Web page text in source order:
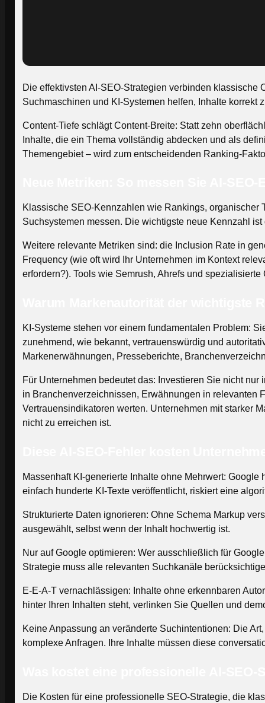
Die effektivsten AI-SEO-Strategien verbinden
Suchmaschinen und KI-Systemen helfen, Inhalte
Content-Tiefe schlägt Content-Breite: Statt zehn
Inhalte, die ein Thema vollständig abdecken und als
Themengebiet – wird zum entscheidenden Ranking-
Klassische SEO-Kennzahlen wie Rankings, organischer
Suchsystemen messen. Die wichtigste neue Kennzahl
Weitere relevante Metriken sind: die Inclusion Rate in
Frequency (wie oft wird Ihr Unternehmen im Kontext
erfordern?). Tools wie Semrush, Ahrefs und
KI-Systeme stehen vor einem fundamentalen Problem:
zunehmend, wie bekannt, vertrauenswürdig und
Markenerwähnungen, Presseberichte,
Für Unternehmen bedeutet das: Investieren Sie nicht
in Branchenverzeichnissen, Erwähnungen in relevanten
Vertrauensindikatoren werten. Unternehmen mit starker
nicht zu erreichen ist.
Massenhaft KI-generierte Inhalte ohne Mehrwert:
einfach hunderte KI-Texte veröffentlicht, riskiert eine
Strukturierte Daten ignorieren: Ohne Schema Markup
ausgewählt, selbst wenn der Inhalt hochwertig ist.
Nur auf Google optimieren: Wer ausschließlich für
Strategie muss alle relevanten Suchkanäle
E-E-A-T vernachlässigen: Inhalte ohne erkennbaren
hinter Ihren Inhalten steht, verlinken Sie Quellen und
Keine Anpassung an veränderte Suchintentionen: Die
komplexe Anfragen. Ihre Inhalte müssen diese
Die Kosten für eine professionelle SEO-Strategie, die